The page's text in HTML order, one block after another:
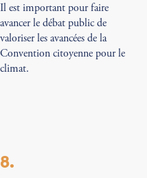
Il est important pour faire
avancer le débat public de
valoriser les avancées de la
Convention citoyenne pour le
climat.
8.